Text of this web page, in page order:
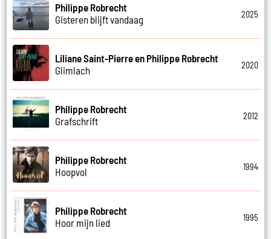
Philippe Robrecht
Gisteren blijft vandaag
2025
Liliane Saint-Pierre en Philippe Robrecht
Glimlach
2020
Philippe Robrecht
Grafschrift
2012
Philippe Robrecht
Hoopvol
1994
Philippe Robrecht
Hoor mijn lied
1995